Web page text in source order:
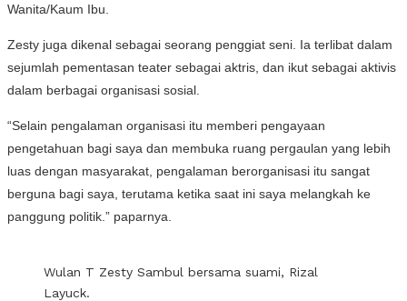
Wanita/Kaum Ibu.
Zesty juga dikenal sebagai seorang penggiat seni. Ia terlibat dalam
sejumlah pementasan teater sebagai aktris, dan ikut sebagai aktivis
dalam berbagai organisasi sosial.
“Selain pengalaman organisasi itu memberi pengayaan
pengetahuan bagi saya dan membuka ruang pergaulan yang lebih
luas dengan masyarakat, pengalaman berorganisasi itu sangat
berguna bagi saya, terutama ketika saat ini saya melangkah ke
panggung politik.” paparnya.
Wulan T Zesty Sambul bersama suami, Rizal
Layuck.